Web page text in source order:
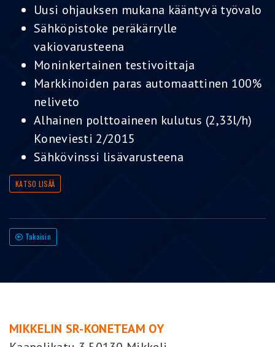
Uusi ohjauksen mukana kääntyvä työvalo
Sähköpistoke peräkärrylle
vakiovarusteena
Moninkertainen testivoittaja
Markkinoiden paras automaattinen 100%
neliveto
Alhainen polttoaineen kulutus (2,33l/h)
Koneviesti 2/2015
Sähkövinssi lisävarusteena
KATSO LISÄÄ
Takaisin
MIKKELIN SR-KONETEAM OY